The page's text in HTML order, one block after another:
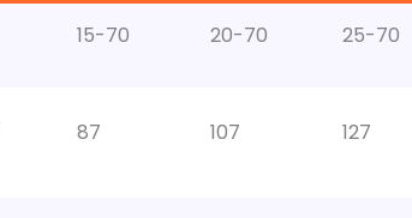
15-70 20-70 25-70
87 107 127